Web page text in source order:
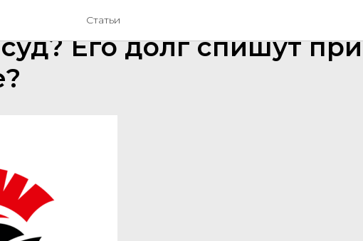
Статьи
один из кредиторов
Его долг спишут при